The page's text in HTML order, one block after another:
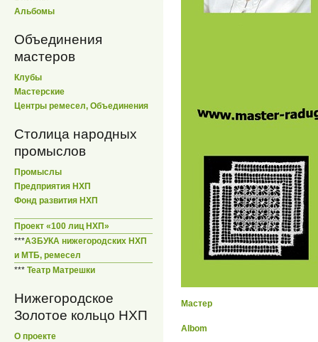
Альбомы
Объединения
мастеров
Клубы
Мастерские
Центры ремесел, Объединения
Столица народных
промыслов
Промыслы
Предприятия НХП
Фонд развития НХП
Проект «100 лиц НХП»
***АЗБУКА нижегородских НХП
и МТБ, ремесел
*** Театр Матрешки
Нижегородское
Золотое кольцо НХП
О проекте
Мастер
Albom